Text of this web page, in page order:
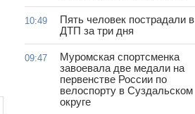
10:49
Пять человек пострадали в
ДТП за три дня
09:47
Муромская спортсменка
завоевала две медали на
первенстве России по
велоспорту в Суздальском
округе